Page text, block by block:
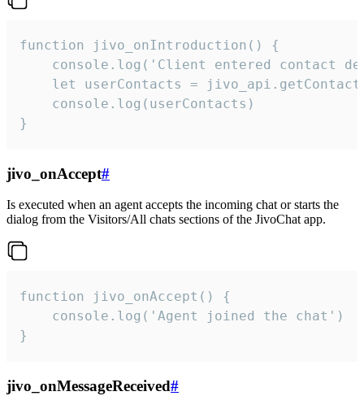
function jivo_onIntroduction() {
console.log('Client entered contact
let userContacts =
    console.log(userContacts)
}
jivo_onAccept#
Is executed when an agent accepts the incoming chat or starts the
dialog from the Visitors/All chats sections of the JivoChat app.
function jivo_onAccept() {
}
jivo_onMessageReceived#